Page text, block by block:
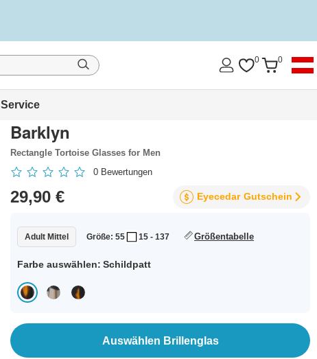
0 0
Service
Barklyn
Rectangle Tortoise Glasses for Men
0 Bewertungen
29,90 € Eyecedar Gutschein
Adult Mittel Größe: 55 15 - 137 Größentabelle
Farbe auswählen: Schildpatt
Auswählen Brillenglas